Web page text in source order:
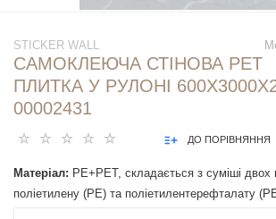
STICKER WALL
САМОКЛЕЮЧА СТІНОВА PET
ПЛИТКА У РУЛОНІ
00002431
ДО ПОРІВНЯННЯ
Матеріал: PE+PET, складається з суміші двох
поліетилену (PE) та поліетилентерефталату